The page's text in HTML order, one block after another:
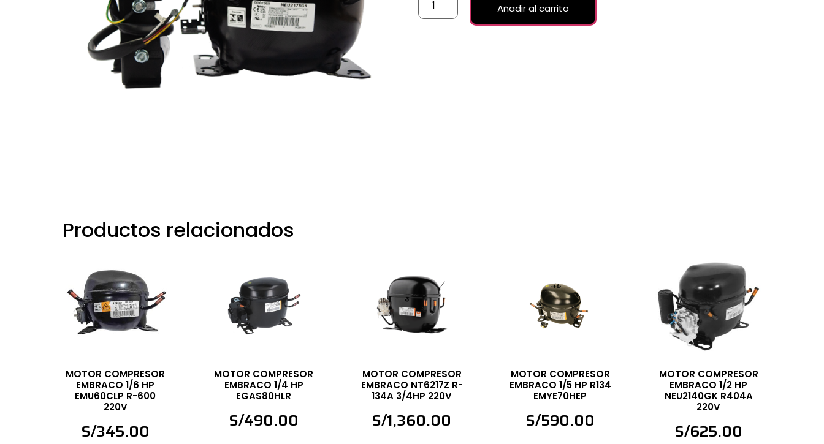
Añadir al carrito
Productos relacionados
MOTOR COMPRESOR
EMBRACO 1/6 HP
EMU60CLP R-600
220V
S/345.00
MOTOR COMPRESOR
EMBRACO 1/4 HP
EGAS80HLR
S/490.00
MOTOR COMPRESOR
EMBRACO NT6217Z R-
134A 3/4HP 220V
S/1,360.00
MOTOR COMPRESOR
EMBRACO 1/5 HP R134
EMYE70HEP
S/590.00
MOTOR COMPRESOR
EMBRACO 1/2 HP
NEU2140GK R404A
220V
S/625.00